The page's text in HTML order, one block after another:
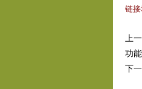
链接
上
功
下一